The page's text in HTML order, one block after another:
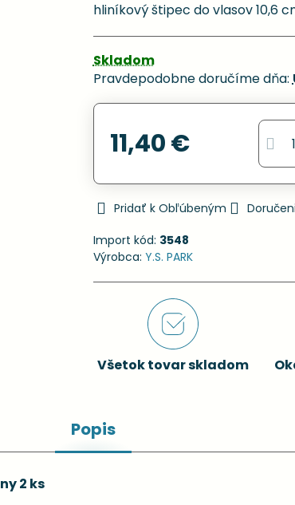
hliníkový štipec do vlasov 10,6
Skladom
Pravdepodobne doručíme dňa:
11,40 €
Pridať k Obľúbeným
Import kód: 3548
Výrobca: Y.S. PARK
Všetok tovar skladom
Popis
2 ks